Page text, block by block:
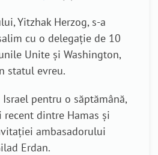
Yitzhak Herzog, s-a
cu o delegație de 10
Unite și Washington,
statul evreu.
pentru o săptămână,
dintre Hamas și
ambasadorului
Erdan.